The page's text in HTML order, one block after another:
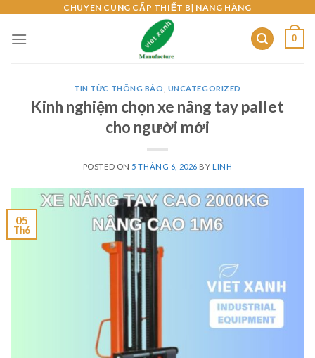
content
CHUYÊN CUNG CẤP THIẾT BỊ NÂNG HÀNG
0
TIN TỨC THÔNG BÁO UNCATEGORIZED
Kinh nghiệm chọn xe nâng tay pallet
cho người mới
POSTED ON 5 THÁNG 6, 2026 BY LINH
05
Th6